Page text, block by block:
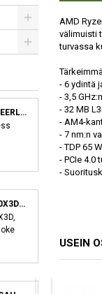
THERMALRIGHT PEERLESS ASSASSIN 120 SE SUORITIN JÄÄHDYTYSLEVY/JÄÄHDYTIN 12 CM MUSTA
AMD RYZEN 7 7800X3D SUORITIN 4,2 GHZ 96 MB L3 LAATIKKO
AMD
välimuisti
turvassa
- 6 ydintä
- 3,5
- 32 MB
- AM4-
- 7 nm:n
- TDP 65 W
- PCIe 4.0
-
USEIN